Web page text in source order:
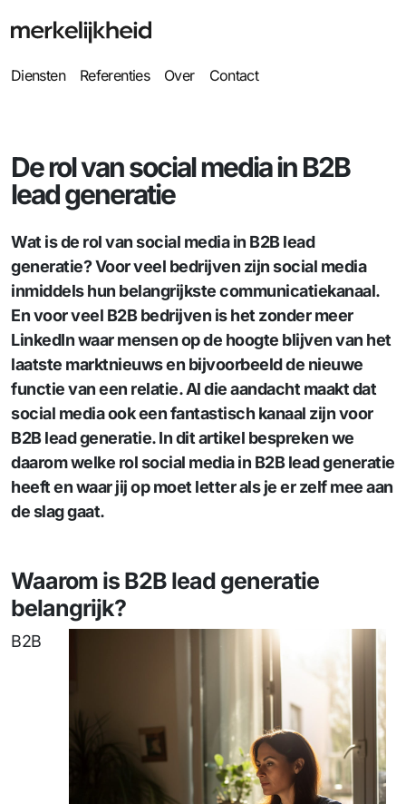
Diensten Referenties Over Contact
De rol van social media in B2B
lead generatie
Wat is de rol van social media in B2B lead
generatie? Voor veel bedrijven zijn social media
inmiddels hun belangrijkste communicatiekanaal.
En voor veel B2B bedrijven is het zonder meer
LinkedIn waar mensen op de hoogte blijven van het
laatste marktnieuws en bijvoorbeeld de nieuwe
functie van een relatie. Al die aandacht maakt dat
social media ook een fantastisch kanaal zijn voor
B2B lead generatie. In dit artikel bespreken we
daarom welke rol social media in B2B lead generatie
heeft en waar jij op moet letter als je er zelf mee aan
de slag gaat.
Waarom is B2B lead generatie
belangrijk?
B2B